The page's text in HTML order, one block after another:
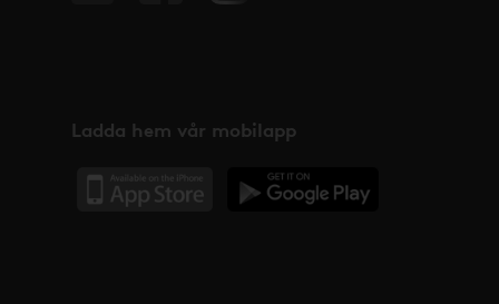
Ladda hem vår mobilapp